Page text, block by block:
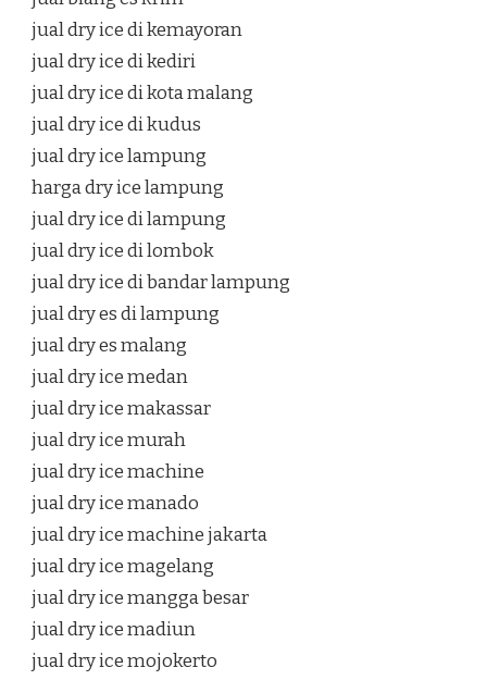
jual dry ice di kemayoran
jual dry ice di kediri
jual dry ice di kota malang
jual dry ice di kudus
jual dry ice lampung
harga dry ice lampung
jual dry ice di lampung
jual dry ice di lombok
jual dry ice di bandar lampung
jual dry es di lampung
jual dry es malang
jual dry ice medan
jual dry ice makassar
jual dry ice murah
jual dry ice machine
jual dry ice manado
jual dry ice machine jakarta
jual dry ice magelang
jual dry ice mangga besar
jual dry ice madiun
jual dry ice mojokerto